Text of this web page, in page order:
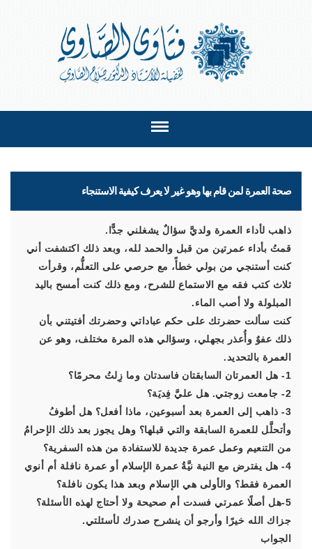
صحة العمرة لمن قام بها وهو غير لا يعرف كيفية الاستنجاء
ذاهب لأداء العمرة ولديَّ سؤالٌ يشغلني جدًّا.
قمتُ بأداء عمرتين من قبل والحمد لله، وبعد ذلك اكتشفت أني
كنت أستنجي من بولي خطأً، مع حرصي على التعلُّم، وقرأت
ثلاث كتب فقه مع الاستماع للشرح، ومع ذلك كنت أمسح باليد
المبلولة ولا أصب الماء.
كنت سألت حضرتك على حكم عباداتي وحضرتك أفتيتني بأن
ذلك عفوٌ وأُعذر بجهلي، وسؤالي هذه المرة مختلف، وهو عن
العمرة بالتحديد.
1- هل العمرتان السابقتان فاسدتان وما زِلتُ محرمًا؟
2- جامعت زوجتي. هل عليَّ فِديَة؟
3- ذاهب إلى العمرة بعد أسبوعين، ماذا أفعل؟ هل أطوفُ
وأتحلَّل للعمرة السابقة والتي قبلها؟ وهل يجوز بعد ذلك الإحرامُ
من التنعيم وعمل عمرة جديدة للاستفادة من هذه السفرية؟
4- هل يفترض مع النية نيَّةُ عمرة الإسلام أو عمرة نافلة أم أنوي
العمرة فقط؟ والأولى هي الإسلام وبعد هذا يكون نافلة؟
5-هل أصلًا عمرتي فسدت أم صحيحة ولا أحتاج لهذه الأسئلة؟
جزاك الله خيرًا وأرجو أن ينشرح صدرك لأسئلتي.
الجواب